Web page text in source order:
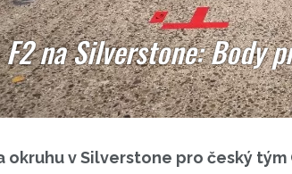
F2 na Silverstone: Body
okruhu v Silverstone pro český